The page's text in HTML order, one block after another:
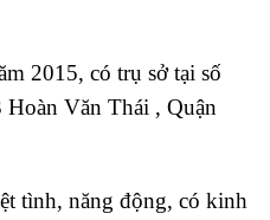
2015, có trụ sở tại số
Văn Thái , Quận
tình, năng động, có kinh